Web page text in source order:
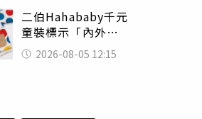
二伯Hahababy千元
童裝標示「內外層
皆純棉」 SGS檢
測證明：內裡100%
2026-08-05 12:15